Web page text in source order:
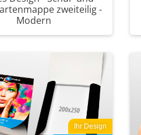
zweiteilig -
Modern
Ihr Design